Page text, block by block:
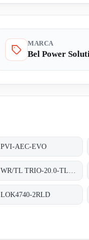
MARCA
Bel Power
PVI-AEC-EVO
LOK4740-2RLD